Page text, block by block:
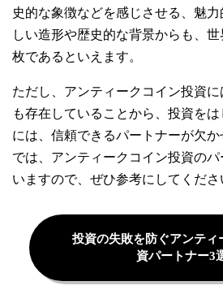
史的な象徴などを感じさせる、魅
しい造形や歴史的な背景からも、
枚であるといえます。
ただし、アンティークコイン投資
も存在していることから、投資を
には、信頼できるパートナーが欠
では、アンティークコイン投資の
いますので、ぜひ参考にしてくださ
投資の失敗を防ぐアンティ
資パートナー3